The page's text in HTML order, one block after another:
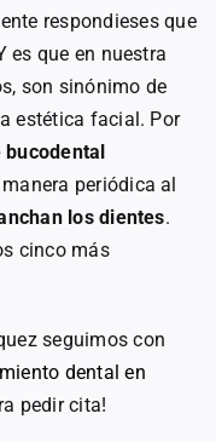
respondieses que
es que en nuestra
son sinónimo de
estética facial. Por
bucodental
periódica al
los dientes.
cinco más
seguimos con
dental en
pedir cita!